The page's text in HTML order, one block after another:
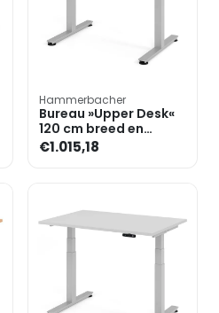
Hammerbacher
Bureau »Upper Desk«
120 cm breed en
elektrisch in hoogte
verstelbaar tot 128,5 c
€1.015,18